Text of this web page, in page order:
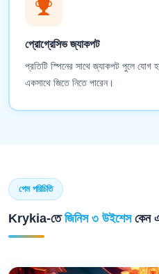
প্রোগ্রেসিভ জ্যাকপট
প্রতিটি স্পিনের সাথে জ্যাকপট পুলে যোগ
একসাথে জিতে নিতে পারেন।
গেম পরিচিতি
Krykia-তেজিনিস ৩ উইশেসকেন